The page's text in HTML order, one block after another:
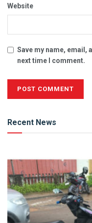
Website
Save my name, email,
next time I comment.
Recent News